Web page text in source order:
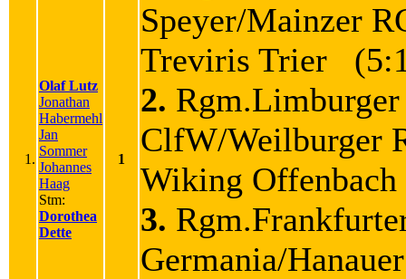
1.
Olaf Lutz
Jonathan
Habermehl
Jan
Sommer
Johannes
Haag
Stm:
Dorothea
Dette
1
Speyer/Mainzer
Treviris Trier
2. Rgm.Limburger
ClfW/Weilburger
Wiking
3.
Germania/